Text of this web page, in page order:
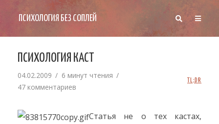
ПСИХОЛОГИЯ БЕЗ СОПЛЕЙ
ПСИХОЛОГИЯ КАСТ
04.02.2009
6 минут чтения
47 комментариев
TL;DR
Статья не о тех кастах,